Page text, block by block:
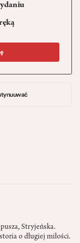
Stryjeńska.
o długiej miłości.